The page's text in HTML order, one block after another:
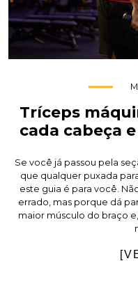
Tríceps
cada cabeça
Se você já passou pela
que qualquer puxada
este guia é para você.
errado, mas porque dá
maior músculo do braço